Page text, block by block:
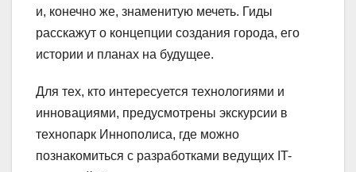
и, конечно же, знаменитую мечеть. Гиды
расскажут о концепции создания города, его
истории и планах на будущее.
Для тех, кто интересуется технологиями и
инновациями, предусмотрены экскурсии в
технопарк Иннополиса, где можно
познакомиться с разработками ведущих IT-